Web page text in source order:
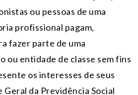
ou pessoas de uma
profissional pagam,
fazer parte de uma
ou entidade de classe sem fins
os interesses de seus
Geral da Previdência Social